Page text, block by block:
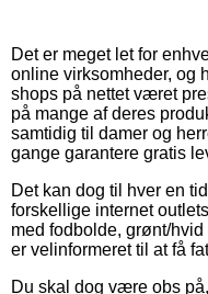
Det er meget let for
online virksomheder, og
shops på nettet været
på mange af deres
samtidig til damer og
gange garantere gratis
Det kan dog til hver en
forskellige internet
med fodbolde, grønt/
er velinformeret til at få
Du skal dog være obs